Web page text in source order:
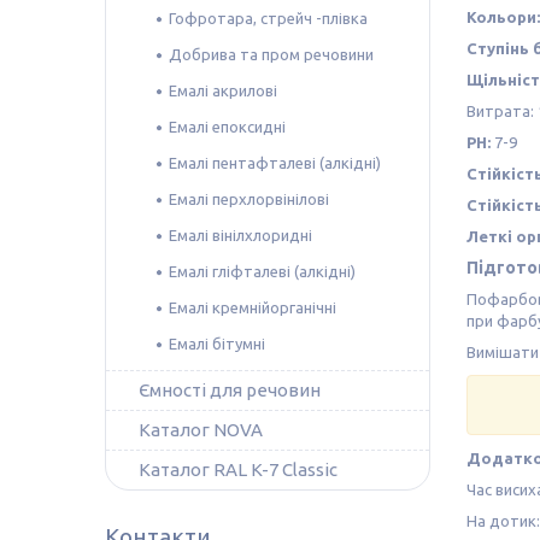
Кольори:
Ступінь
Витрата:
РН: 7-9
Леткі
при
Час
На
Гофротара, стрейч -плівка
Добрива та пром речовини
Емалі акрилові
Емалі епоксидні
Емалі пентафталеві (алкідні)
Емалі перхлорвінілові
Емалі вінілхлоридні
Емалі гліфталеві (алкідні)
Емалі кремнійорганічні
Емалі бітумні
Ємності для речовин
Каталог NOVA
Каталог RAL K-7 Classic